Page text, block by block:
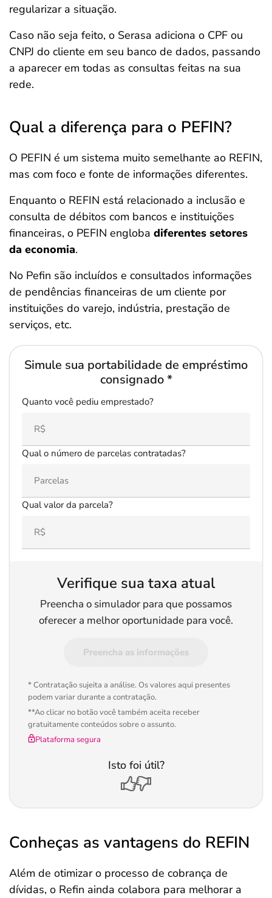
regularizar a situação.
Caso não seja feito, o Serasa adiciona o CPF ou
CNPJ do cliente em seu banco de dados, passando
a aparecer em todas as consultas feitas na sua
rede.
Qual a diferença para o PEFIN?
O PEFIN é um sistema muito semelhante ao REFIN,
mas com foco e fonte de informações diferentes.
Enquanto o REFIN está relacionado a inclusão e
consulta de débitos com bancos e instituições
financeiras, o PEFIN engloba diferentes setores
da economia.
No Pefin são incluídos e consultados informações
de pendências financeiras de um cliente por
instituições do varejo, indústria, prestação de
serviços, etc.
Simule sua portabilidade de empréstimo
consignado *
Quanto você pediu emprestado?
Qual o número de parcelas contratadas?
Qual valor da parcela?
Verifique sua taxa atual
Preencha o simulador para que possamos
oferecer a melhor oportunidade para você.
Preencha as informações
* Contratação sujeita a análise. Os valores aqui presentes
podem variar durante a contratação.
**Ao clicar no botão você também aceita receber
gratuitamente conteúdos sobre o assunto.
Plataforma segura
Isto foi útil?
Conheças as vantagens do REFIN
Além de otimizar o processo de cobrança de
dívidas, o Refin ainda colabora para melhorar a